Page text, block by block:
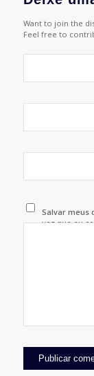
Want to join the
Feel free to
Salvar meus
vez que eu